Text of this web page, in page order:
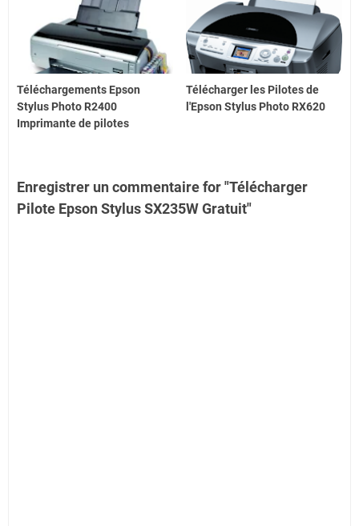
Téléchargements Epson
Stylus Photo R2400
Imprimante de pilotes
Télécharger les Pilotes de
l'Epson Stylus Photo RX620
Enregistrer un commentaire for "Télécharger
Pilote Epson Stylus SX235W Gratuit"